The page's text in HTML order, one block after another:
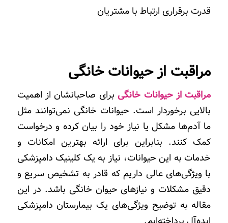
قدرت برقراری ارتباط با مشتریان
مراقبت از حیوانات خانگی
مراقبت از حیوانات خانگی برای صاحبانشان از اهمیت
بالایی برخوردار است. حیوانات خانگی نمی‌توانند مثل
ما آدم‌ها مشکل یا نیاز خود را بیان کرده و درخواست
کمک کنند. بنابراین برای ارائه بهترین امکانات و
خدمات به این حیوانات، نیاز به یک کلینیک دامپزشکی
با ویژگی‌های عالی داریم که قادر به تشخیص سریع و
دقیق مشکلات و نیازهای حیوان خانگی باشد. در این
مقاله به توضیح ویژگی‌های یک بیمارستان دامپزشکی